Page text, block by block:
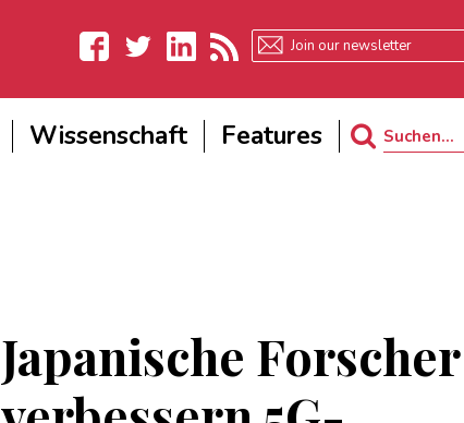
LinkedInRSS
Wissenschaft Features
Search
Japanische Forscher